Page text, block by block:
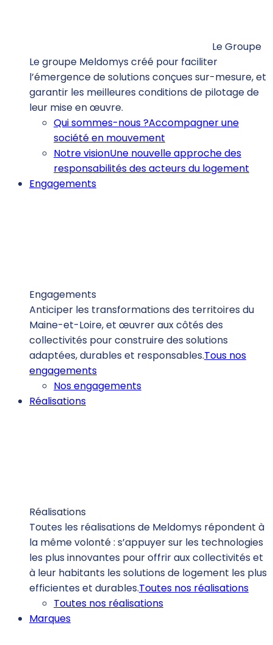
Le Groupe
Le groupe Meldomys créé pour faciliter
l’émergence de solutions conçues sur-mesure, et
garantir les meilleures conditions de pilotage de
leur mise en œuvre.
Qui sommes-nous ?Accompagner une
société en mouvement
Notre visionUne nouvelle approche des
responsabilités des acteurs du logement
Engagements
Engagements
Anticiper les transformations des territoires du
Maine-et-Loire, et œuvrer aux côtés des
collectivités pour construire des solutions
adaptées, durables et responsables.Tous nos
engagements
Nos engagements
Réalisations
Réalisations
Toutes les réalisations de Meldomys répondent à
la même volonté : s’appuyer sur les technologies
les plus innovantes pour offrir aux collectivités et
à leur habitants les solutions de logement les plus
efficientes et durables.Toutes nos réalisations
Toutes nos réalisations
Marques